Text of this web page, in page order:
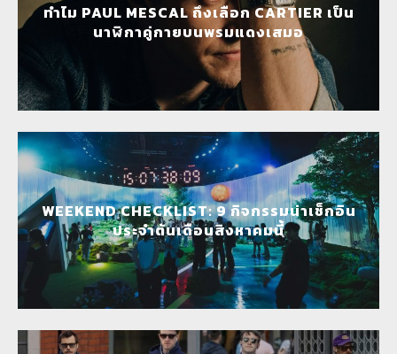
ทำไม PAUL MESCAL ถึงเลือก CARTIER เป็น
นาฬิกาคู่กายบนพรมแดงเสมอ
WEEKEND CHECKLIST: 9 กิจกรรมน่าเช็กอิน
ประจำต้นเดือนสิงหาคมนี้